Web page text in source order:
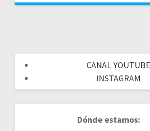
CANAL YOUTUBE
INSTAGRAM
Dónde estamos: